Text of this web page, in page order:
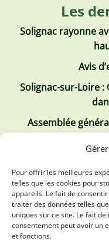
Pour offrir les meilleures
telles que les cookies pour
appareils. Le fait de
traiter des données telles
uniques sur ce site. Le fait
consentement peut avoir un
et fonctions.
Les
Solignac rayonne
Avis
Solignac-sur-Loire :
Assemblée
Les
Conseil
Conseil